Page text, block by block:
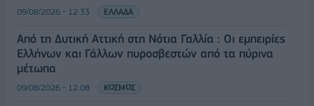
09/08/2026 - 12:33 ΕΛΛΑΔΑ
Από τη Δυτική Αττική στη Νότια Γαλλία : Οι εμπειρίες
Ελλήνων και Γάλλων πυροσβεστών από τα πύρινα
μέτωπα
09/08/2026 - 12:08 ΚΟΣΜΟΣ